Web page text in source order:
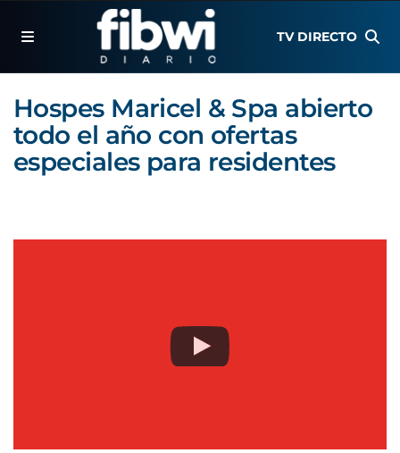
TV DIRECTO
Hospes Maricel & Spa abierto
todo el año con ofertas
especiales para residentes